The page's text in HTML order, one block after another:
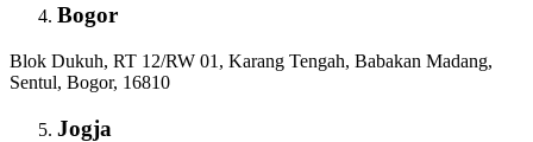
Bogor
Blok Dukuh, RT 12/RW 01, Karang Tengah, Babakan Madang,
Sentul, Bogor, 16810
Jogja